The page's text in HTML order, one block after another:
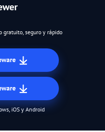
gratuito, seguro y rápido
iOS y Android